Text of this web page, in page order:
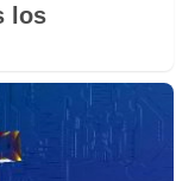
los